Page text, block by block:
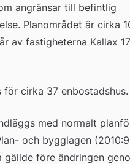
angränsar till befintlig
Planområdet är cirka
av fastigheterna Kallax
för cirka 37 enbostadshus.
med normalt
och bygglagen
gällde före ändringen